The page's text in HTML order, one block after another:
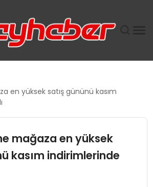
MODELI EKONOMIDE KADIN
MÜHENDISLIĞINDE HEDEF
GERGİNLİĞİ!
en yüksek satış gününü kasım
mağaza en yüksek
kasım indirimlerinde